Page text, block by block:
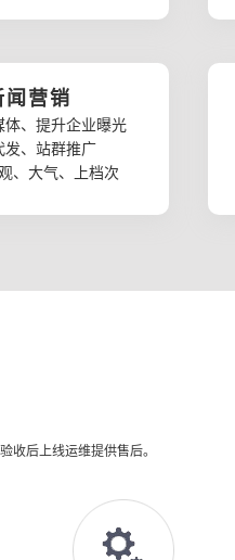
闻营销
体、提升企业曝光
发、站群推广
、大气、上档次
收后上线运维提供售后。